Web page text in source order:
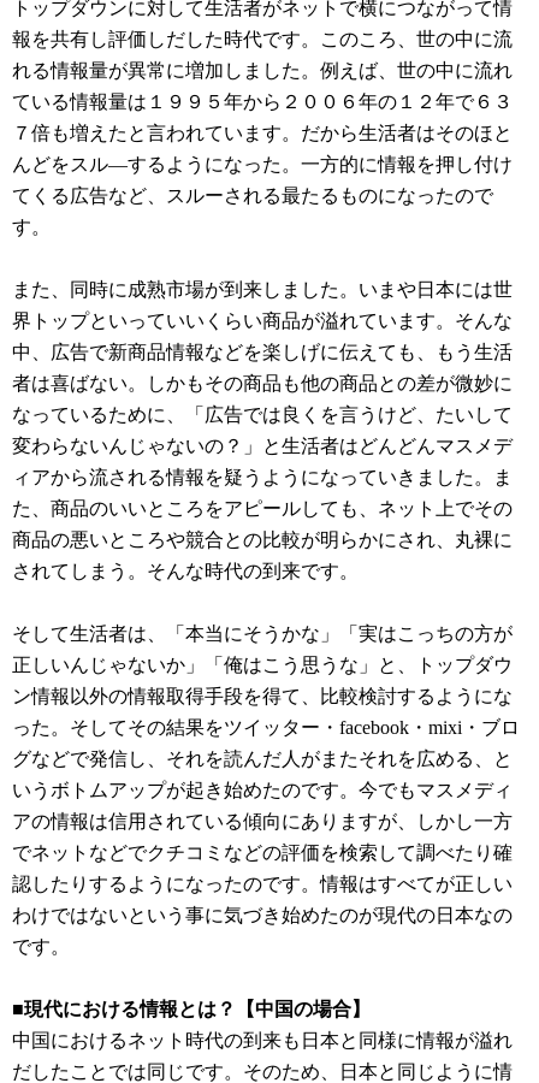
トップダウンに対して生活者がネットで横につながって情
報を共有し評価しだした時代です。このころ、世の中に流
れる情報量が異常に増加しました。例えば、世の中に流れ
ている情報量は１９９５年から２００６年の１２年で６３
７倍も増えたと言われています。だから生活者はそのほと
んどをスル―するようになった。一方的に情報を押し付け
てくる広告など、スルーされる最たるものになったので
す。
また、同時に成熟市場が到来しました。いまや日本には世
界トップといっていいくらい商品が溢れています。そんな
中、広告で新商品情報などを楽しげに伝えても、もう生活
者は喜ばない。しかもその商品も他の商品との差が微妙に
なっているために、「広告では良くを言うけど、たいして
変わらないんじゃないの？」と生活者はどんどんマスメデ
ィアから流される情報を疑うようになっていきました。ま
た、商品のいいところをアピールしても、ネット上でその
商品の悪いところや競合との比較が明らかにされ、丸裸に
されてしまう。そんな時代の到来です。
そして生活者は、「本当にそうかな」「実はこっちの方が
正しいんじゃないか」「俺はこう思うな」と、トップダウ
ン情報以外の情報取得手段を得て、比較検討するようにな
った。そしてその結果をツイッター・facebook・mixi・ブロ
グなどで発信し、それを読んだ人がまたそれを広める、と
いうボトムアップが起き始めたのです。今でもマスメディ
アの情報は信用されている傾向にありますが、しかし一方
でネットなどでクチコミなどの評価を検索して調べたり確
認したりするようになったのです。情報はすべてが正しい
わけではないという事に気づき始めたのが現代の日本なの
です。
■現代における情報とは？【中国の場合】
中国におけるネット時代の到来も日本と同様に情報が溢れ
だしたことでは同じです。そのため、日本と同じように情